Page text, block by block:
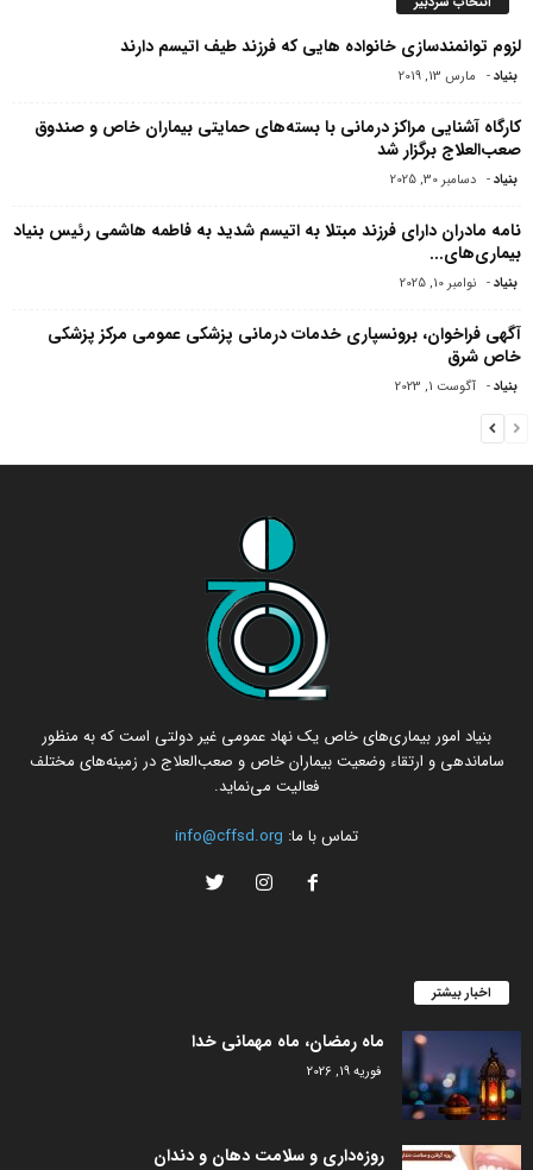
لزوم توانمندسازی خانواده هایی که فرزند طیف اتیسم دارند
بنیاد- مارس 13, 2019
کارگاه آشنایی مراکز درمانی با بسته‌های حمایتی بیماران خاص و صندوق
صعب‌العلاج برگزار شد
بنیاد- دسامبر 30, 2025
نامه مادران دارای فرزند مبتلا به اتیسم شدید به فاطمه هاشمی رئیس بنیاد
بیماری‌های...
بنیاد- نوامبر 10, 2025
آگهی فراخوان، برونسپاری خدمات درمانی پزشکی عمومی مرکز پزشکی
خاص شرق
بنیاد- آگوست 1, 2023
بنیاد امور بیماری‌های خاص یک نهاد عمومی غیر دولتی است که به منظور
ساماندهی و ارتقاء وضعیت بیماران خاص و صعب‌العلاج در زمینه‌های مختلف
فعالیت می‌نماید.
تماس با ما: info@cffsd.org
اخبار بیشتر
ماه رمضان، ماه مهمانی خدا
فوریه 19, 2026
روزه‌داری و سلامت دهان و دندان